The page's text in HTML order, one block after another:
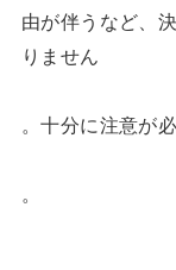
由が伴うなど、
りません
。十分に注意が
。